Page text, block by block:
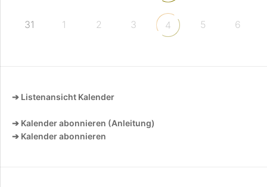
31 1 2 3 4 5 6
➔ Listenansicht Kalender
➔ Kalender abonnieren (Anleitung)
➔ Kalender abonnieren